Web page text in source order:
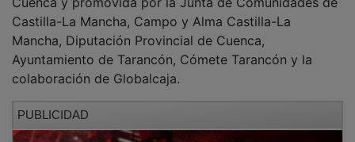
Castilla-La Mancha, Campo y Alma Castilla-La
Mancha, Diputación Provincial de Cuenca,
Ayuntamiento de Tarancón, Cómete Tarancón y la
colaboración de Globalcaja.